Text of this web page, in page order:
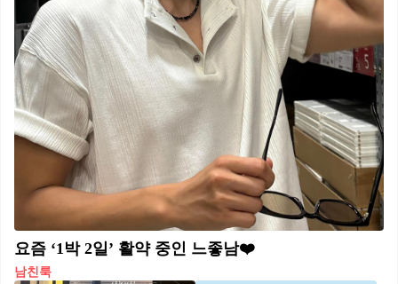
요즘 ‘1박 2일’ 활약 중인 느좋남❤️
남친룩